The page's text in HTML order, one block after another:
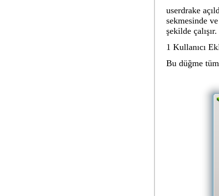
userdrake
sekmesinde
şekilde çalışır.
1 Kullanıcı
Bu düğme